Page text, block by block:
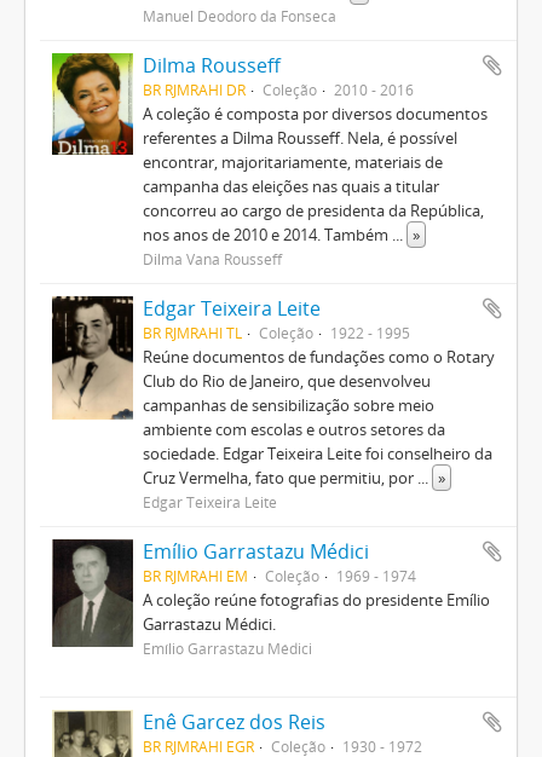
Manuel Deodoro da Fonseca
Dilma Rousseff
BR RJMRAHI DR Coleção 2010 - 2016
A coleção é composta por diversos documentos
referentes a Dilma Rousseff. Nela, é possível
encontrar, majoritariamente, materiais de
campanha das eleições nas quais a titular
concorreu ao cargo de presidenta da República,
nos anos de 2010 e 2014. Também ... »
Dilma Vana Rousseff
Edgar Teixeira Leite
BR RJMRAHI TL Coleção 1922 - 1995
Reúne documentos de fundações como o Rotary
Club do Rio de Janeiro, que desenvolveu
campanhas de sensibilização sobre meio
ambiente com escolas e outros setores da
sociedade. Edgar Teixeira Leite foi conselheiro da
Cruz Vermelha, fato que permitiu, por ... »
Edgar Teixeira Leite
Emílio Garrastazu Médici
BR RJMRAHI EM Coleção 1969 - 1974
A coleção reúne fotografias do presidente Emílio
Garrastazu Médici.
Emílio Garrastazu Médici
Enê Garcez dos Reis
BR RJMRAHI EGR Coleção 1930 - 1972